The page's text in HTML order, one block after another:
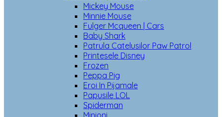
Mickey Mouse
Minnie Mouse
Fulger Mcqueen | Cars
Baby Shark
Patrula Catelusilor Paw Patrol
Printesele Disney
Frozen
Peppa Pig
Eroi In Pijamale
Papusile LOL
Spiderman
Minioni